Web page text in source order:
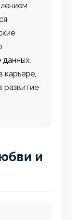
карьере,
развитие
и